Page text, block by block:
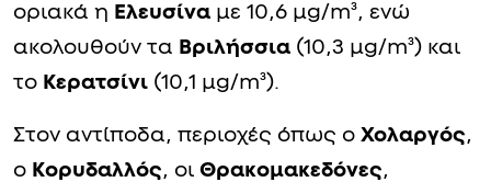
οριακά η Ελευσίνα με 10,6 μg/m³, ενώ
ακολουθούν τα Βριλήσσια (10,3 μg/m³) και
το Κερατσίνι (10,1 μg/m³).
Στον αντίποδα, περιοχές όπως ο Χολαργός,
ο Κορυδαλλός, οι Θρακομακεδόνες,